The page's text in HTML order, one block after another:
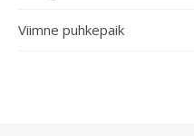
Viimne puhkepaik